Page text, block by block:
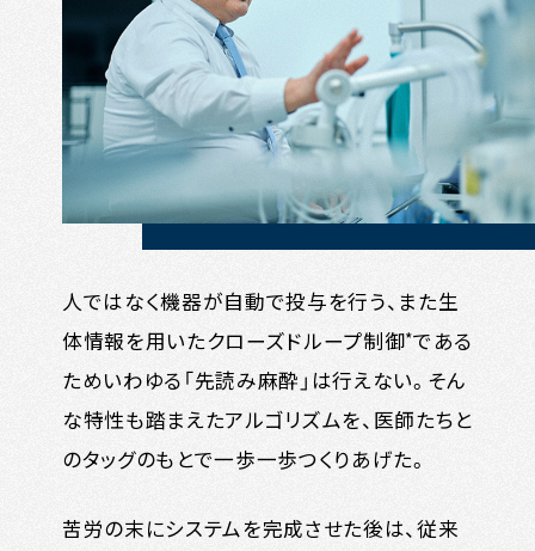
人ではなく機器が自動で投与を行う、また生
体情報を用いたクローズドループ制御*である
ためいわゆる「先読み麻酔」は行えない。そん
な特性も踏まえたアルゴリズムを、医師たちと
のタッグのもとで一歩一歩つくりあげた。
苦労の末にシステムを完成させた後は、従来